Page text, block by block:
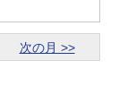
次の月 >>